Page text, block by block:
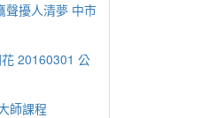
聲擾人清夢 中市
20160301 公
師課程